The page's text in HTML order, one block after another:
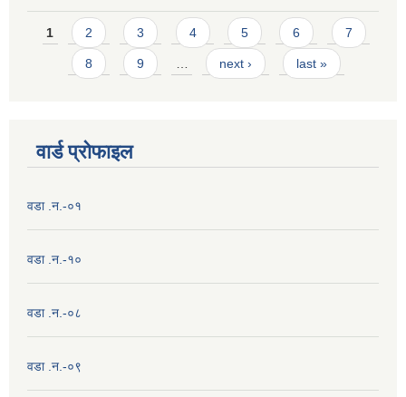
Pages
1 2 3 4 5 6 7
8 9 next › last »
वार्ड प्राेफाइल
वडा .न.-०१
वडा .न.-१०
वडा .न.-०८
वडा .न.-०९